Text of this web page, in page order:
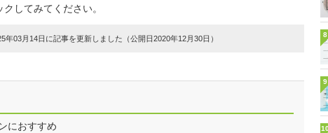
してみてください。
03月14日に記事を更新しました（公開日2020年12月30日）
におすすめ
8
9